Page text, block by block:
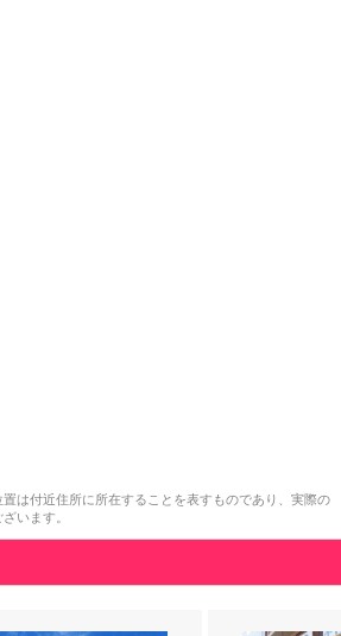
は付近住所に所在することを表すものであり、実際の
います。